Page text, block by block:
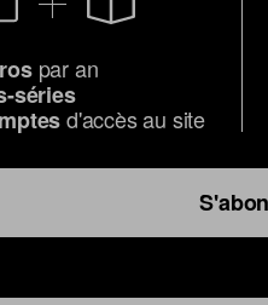
par an
séries
d'accès au site